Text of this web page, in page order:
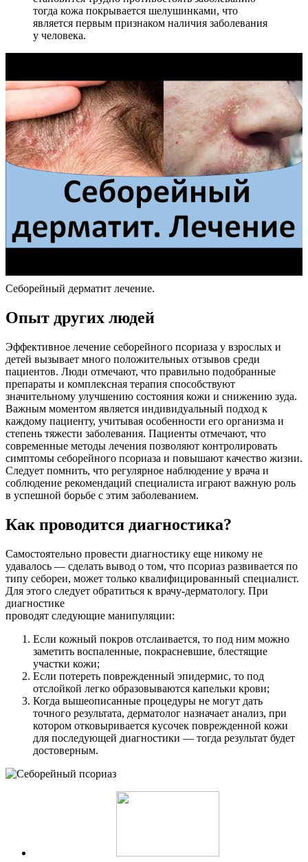
тогда кожа покрывается шелушинками, что
является первым признаком наличия заболевания
у человека.
Себорейный дерматит лечение.
Опыт других людей
Эффективное лечение себорейного псориаза у взрослых и
детей вызывает много положительных отзывов среди
пациентов. Люди отмечают, что правильно подобранные
препараты и комплексная терапия способствуют
значительному улучшению состояния кожи и снижению зуда.
Важным моментом является индивидуальный подход к
каждому пациенту, учитывая особенности его организма и
степень тяжести заболевания. Пациенты отмечают, что
современные методы лечения позволяют контролировать
симптомы себорейного псориаза и повышают качество жизни.
Следует помнить, что регулярное наблюдение у врача и
соблюдение рекомендаций специалиста играют важную роль
в успешной борьбе с этим заболеванием.
Как проводится диагностика?
Самостоятельно провести диагностику еще никому не
удавалось — сделать вывод о том, что псориаз развивается по
типу себореи, может только квалифицированный специалист.
Для этого следует обратиться к врачу-дерматологу. При
диагностике
проводят следующие манипуляции:
Если кожный покров отслаивается, то под ним можно
заметить воспаленные, покрасневшие, блестящие
участки кожи;
Если потереть поврежденный эпидермис, то под
отслойкой легко образовываются капельки крови;
Когда вышеописанные процедуры не могут дать
точного результата, дерматолог назначает анализ, при
котором отковыривается кусочек поврежденной кожи
для последующей диагностики — тогда результат будет
достоверным.